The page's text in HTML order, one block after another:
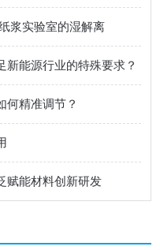
浆实验室的湿解离
新能源行业的特殊要求？
何精准调节？
赋能材料创新研发